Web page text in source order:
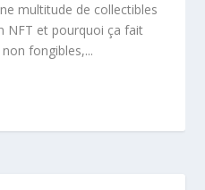
multitude de collectibles
NFT et pourquoi ça fait
fongibles,...